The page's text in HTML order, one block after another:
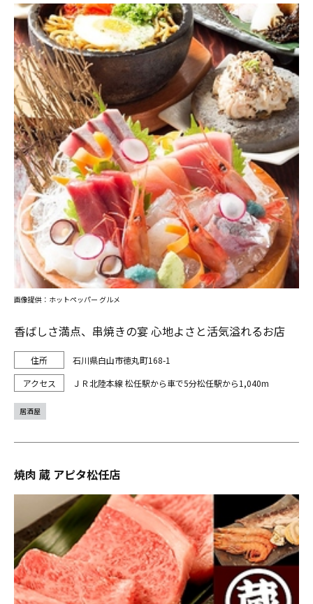
香ばしさ満点、串焼きの宴 心地よさと活気溢れるお店
石川県白山市徳丸町168-1
ＪＲ北陸本線 松任駅から車で5分松任駅から1,040m
画像提供：ホットペッパー グルメ
居酒屋
焼肉 蔵 アピタ松任店